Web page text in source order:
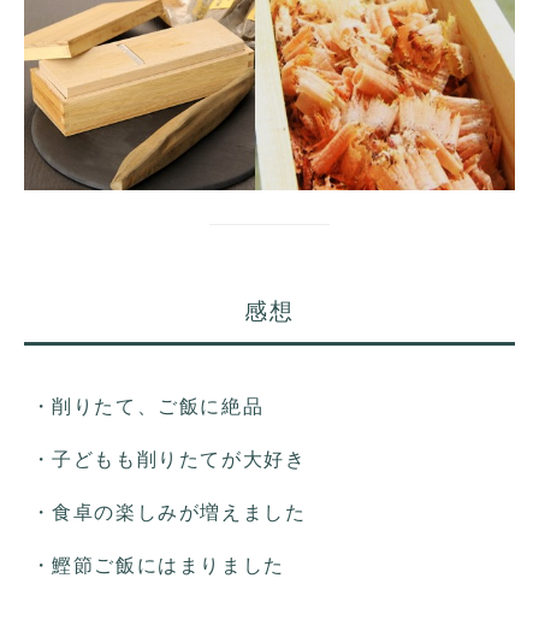
感想
・削りたて、ご飯に絶品
・子どもも削りたてが大好き
・食卓の楽しみが増えました
・鰹節ご飯にはまりました